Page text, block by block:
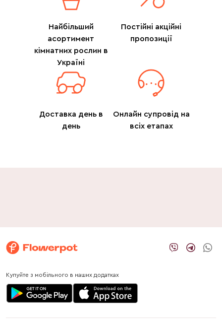
Найбільший
асортимент
кімнатних рослин в
Україні
Постійні акційні
пропозиції
Доставка день в
день
Онлайн супровід на
всіх етапах
Купуйте з мобільного в наших додатках